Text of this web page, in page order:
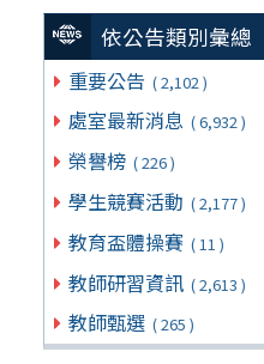
依公告類別彙總
重要公告 ( 2,102 )
處室最新消息 ( 6,932 )
榮譽榜 ( 226 )
學生競賽活動 ( 2,177 )
教育盃體操賽 ( 11 )
教師研習資訊 ( 2,613 )
教師甄選 ( 265 )